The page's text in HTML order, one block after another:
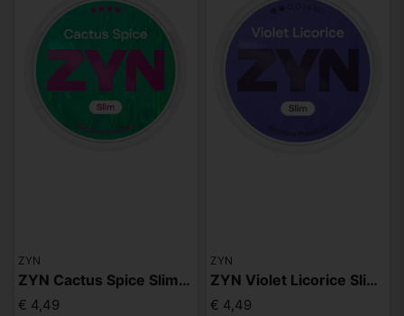
ZYN
ZYN Cactus Spice Slim S4
€ 4,49
ZYN
ZYN Violet Licorice Slim S2
€ 4,49